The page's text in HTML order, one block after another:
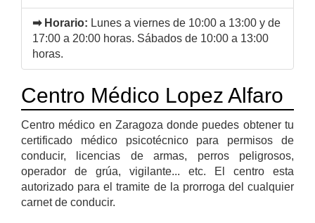
➡ Horario: Lunes a viernes de 10:00 a 13:00 y de
17:00 a 20:00 horas. Sábados de 10:00 a 13:00
horas.
Centro Médico Lopez Alfaro
Centro médico en Zaragoza donde puedes obtener tu
certificado médico psicotécnico para permisos de
conducir, licencias de armas, perros peligrosos,
operador de grúa, vigilante... etc. El centro esta
autorizado para el tramite de la prorroga del cualquier
carnet de conducir.